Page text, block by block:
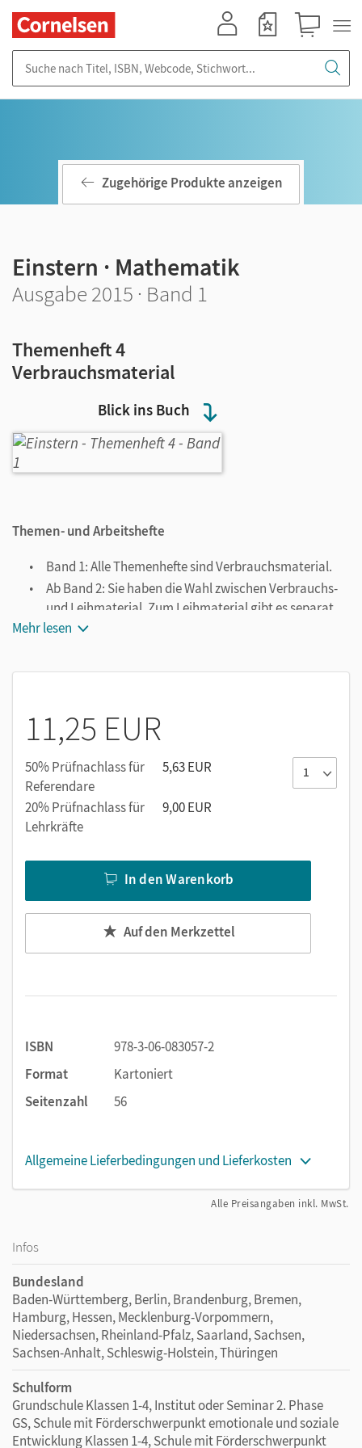
Blick ins Buch
Zugehörige Produkte anzeigen
Einstern · Mathematik
Ausgabe 2015 · Band 1
Themenheft 4
Verbrauchsmaterial
Themen- und Arbeitshefte
Band 1: Alle Themenhefte sind Verbrauchsmaterial.
Ab Band 2: Sie haben die Wahl zwischen Verbrauchs-
und Leihmaterial. Zum Leihmaterial gibt es separat
erhältliche Arbeitshefte.
Anregungen für gemeinsames Handeln und
Besprechen
Aktiv-entdeckendes Lernen gleichberechtigt neben
automatisierendem Üben
Berücksichtigung aller Bildungsstandards
Sinnvoller Einsatz von Wiederholungen
Mehr lesen
11,25 EUR
50% Prüfnachlass für
Referendare
5,63 EUR
20% Prüfnachlass für
Lehrkräfte
9,00 EUR
In den Warenkorb
Auf den Merkzettel
ISBN
978-3-06-083057-2
Format
Kartoniert
Seitenzahl
56
Allgemeine Lieferbedingungen und Lieferkosten
Alle Preisangaben inkl. MwSt.
Infos
Bundesland
Baden-Württemberg, Berlin, Brandenburg, Bremen,
Hamburg, Hessen, Mecklenburg-Vorpommern,
Niedersachsen, Rheinland-Pfalz, Saarland, Sachsen,
Sachsen-Anhalt, Schleswig-Holstein, Thüringen
Schulform
Grundschule Klassen 1-4, Institut oder Seminar 2. Phase
GS, Schule mit Förderschwerpunkt emotionale und soziale
Entwicklung Klassen 1-4, Schule mit Förderschwerpunkt